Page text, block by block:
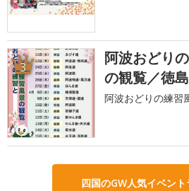
3
阿波おどり
の観覧／徳
阿波おどりの練習
四国のGW人気イベン